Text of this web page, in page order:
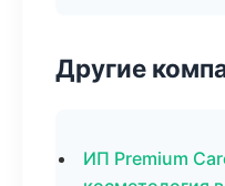
Другие
ИП Premium